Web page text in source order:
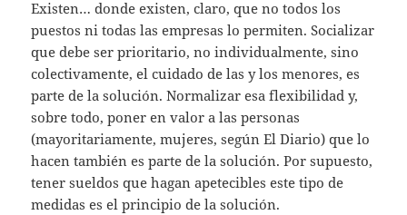
Existen… donde existen, claro, que no todos los
puestos ni todas las empresas lo permiten. Socializar
que debe ser prioritario, no individualmente, sino
colectivamente, el cuidado de las y los menores, es
parte de la solución. Normalizar esa flexibilidad y,
sobre todo, poner en valor a las personas
(mayoritariamente, mujeres, según El Diario) que lo
hacen también es parte de la solución. Por supuesto,
tener sueldos que hagan apetecibles este tipo de
medidas es el principio de la solución.